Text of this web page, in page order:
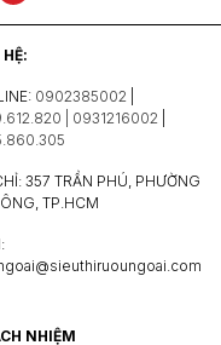
0902385002
| 0931216002
357 TRẦN PHÚ, PHƯỜNG
TP.HCM
NHIỆM